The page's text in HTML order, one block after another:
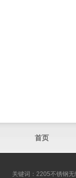
首页
关键词：2205不锈钢